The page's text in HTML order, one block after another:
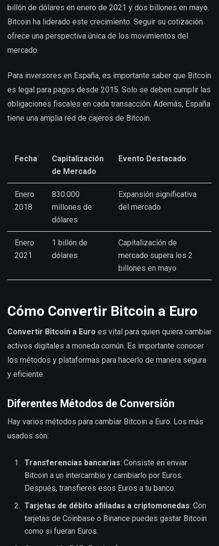
billón de dólares en enero de 2021 y dos billones en mayo.
Bitcoin ha liderado este crecimiento. Seguir su cotización
ofrece una perspectiva única de los movimientos del
mercado.
Para inversores en España, es importante saber que Bitcoin
es legal para pagos desde 2015. Solo se deben cumplir las
obligaciones fiscales en cada transacción. Además, España
tiene una amplia red de cajeros de Bitcoin.
Fecha
Capitalización
de Mercado
Evento Destacado
Enero
2018
830.000
millones de
dólares
Expansión significativa
del mercado
Enero
2021
1 billón de
dólares
Capitalización de
mercado supera los 2
billones en mayo
Cómo Convertir Bitcoin a Euro
Convertir Bitcoin a Euro es vital para quien quiera cambiar
activos digitales a moneda común. Es importante conocer
los métodos y plataformas para hacerlo de manera segura
y eficiente.
Diferentes Métodos de Conversión
Hay varios métodos para cambiar Bitcoin a Euro. Los más
usados son:
Transferencias bancarias: Consiste en enviar
Bitcoin a un intercambio y cambiarlo por Euros.
Después, transfieres esos Euros a tu banco.
Tarjetas de débito afiliadas a criptomonedas: Con
tarjetas de Coinbase o Binance puedes gastar Bitcoin
como si fueran Euros.